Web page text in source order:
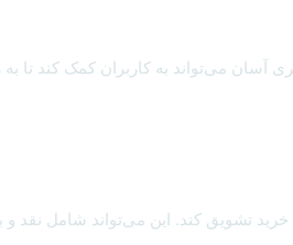
می‌تواند به کاربران کمک کند تا
تشویق کند. این می‌تواند شامل نقد